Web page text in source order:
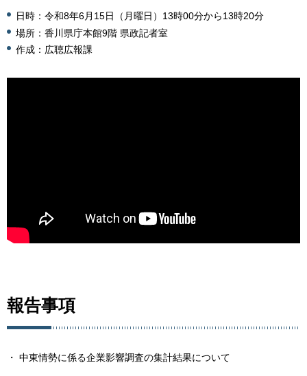
日時：令和8年6月15日（月曜日）13時00分から13時20分
場所：香川県庁本館9階 県政記者室
作成：広聴広報課
報告事項
・ 中東情勢に係る企業影響調査の集計結果について